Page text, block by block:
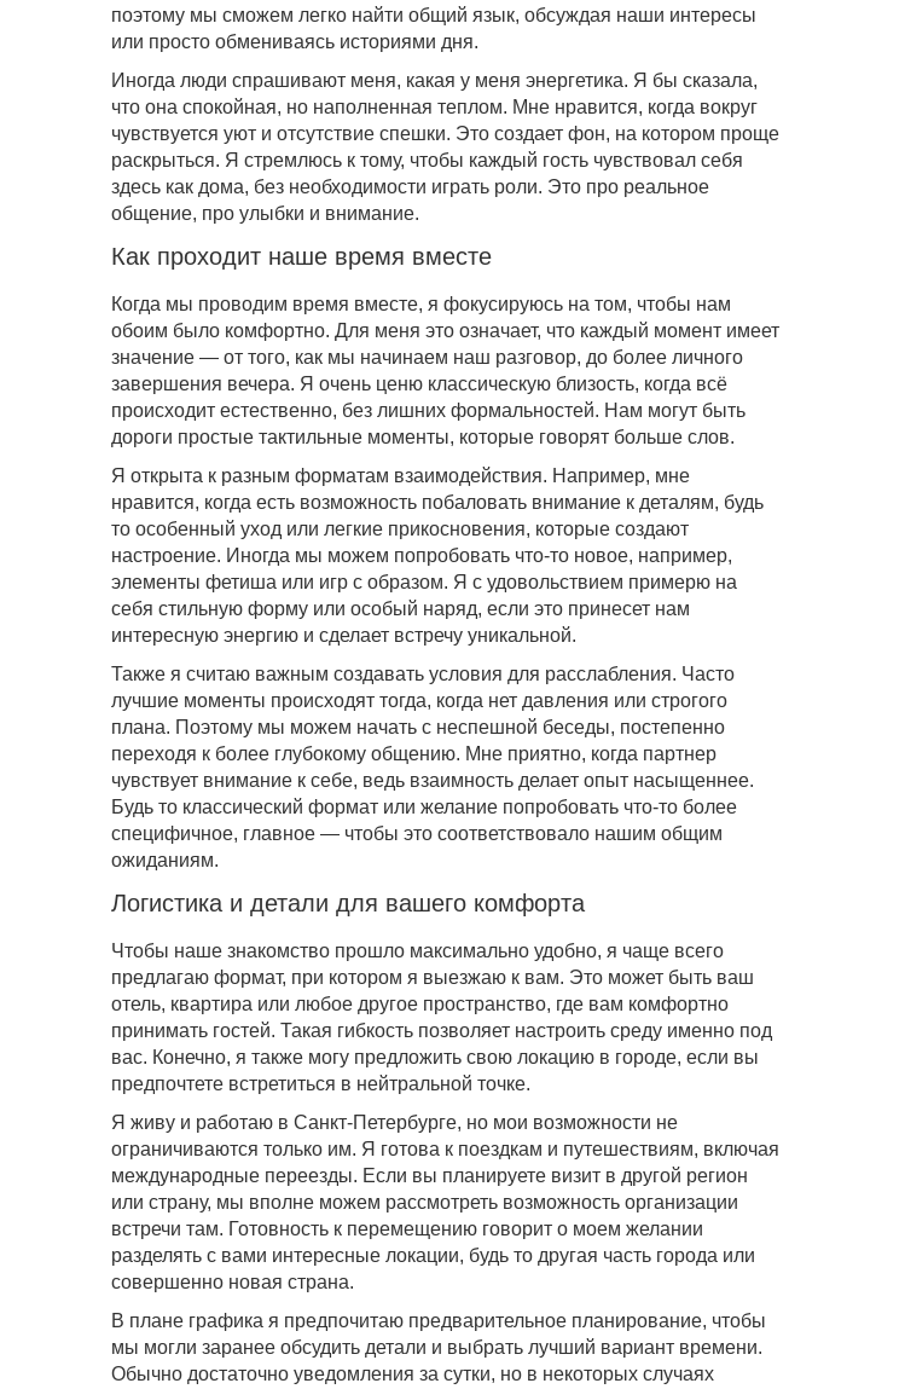
поэтому мы сможем легко найти общий язык, обсуждая наши интересы
или просто обмениваясь историями дня.
Иногда люди спрашивают меня, какая у меня энергетика. Я бы сказала,
что она спокойная, но наполненная теплом. Мне нравится, когда вокруг
чувствуется уют и отсутствие спешки. Это создает фон, на котором проще
раскрыться. Я стремлюсь к тому, чтобы каждый гость чувствовал себя
здесь как дома, без необходимости играть роли. Это про реальное
общение, про улыбки и внимание.
Как проходит наше время вместе
Когда мы проводим время вместе, я фокусируюсь на том, чтобы нам
обоим было комфортно. Для меня это означает, что каждый момент имеет
значение — от того, как мы начинаем наш разговор, до более личного
завершения вечера. Я очень ценю классическую близость, когда всё
происходит естественно, без лишних формальностей. Нам могут быть
дороги простые тактильные моменты, которые говорят больше слов.
Я открыта к разным форматам взаимодействия. Например, мне
нравится, когда есть возможность побаловать внимание к деталям, будь
то особенный уход или легкие прикосновения, которые создают
настроение. Иногда мы можем попробовать что-то новое, например,
элементы фетиша или игр с образом. Я с удовольствием примерю на
себя стильную форму или особый наряд, если это принесет нам
интересную энергию и сделает встречу уникальной.
Также я считаю важным создавать условия для расслабления. Часто
лучшие моменты происходят тогда, когда нет давления или строгого
плана. Поэтому мы можем начать с неспешной беседы, постепенно
переходя к более глубокому общению. Мне приятно, когда партнер
чувствует внимание к себе, ведь взаимность делает опыт насыщеннее.
Будь то классический формат или желание попробовать что-то более
специфичное, главное — чтобы это соответствовало нашим общим
ожиданиям.
Логистика и детали для вашего комфорта
Чтобы наше знакомство прошло максимально удобно, я чаще всего
предлагаю формат, при котором я выезжаю к вам. Это может быть ваш
отель, квартира или любое другое пространство, где вам комфортно
принимать гостей. Такая гибкость позволяет настроить среду именно под
вас. Конечно, я также могу предложить свою локацию в городе, если вы
предпочтете встретиться в нейтральной точке.
Я живу и работаю в Санкт-Петербурге, но мои возможности не
ограничиваются только им. Я готова к поездкам и путешествиям, включая
международные переезды. Если вы планируете визит в другой регион
или страну, мы вполне можем рассмотреть возможность организации
встречи там. Готовность к перемещению говорит о моем желании
разделять с вами интересные локации, будь то другая часть города или
совершенно новая страна.
В плане графика я предпочитаю предварительное планирование, чтобы
мы могли заранее обсудить детали и выбрать лучший вариант времени.
Обычно достаточно уведомления за сутки, но в некоторых случаях